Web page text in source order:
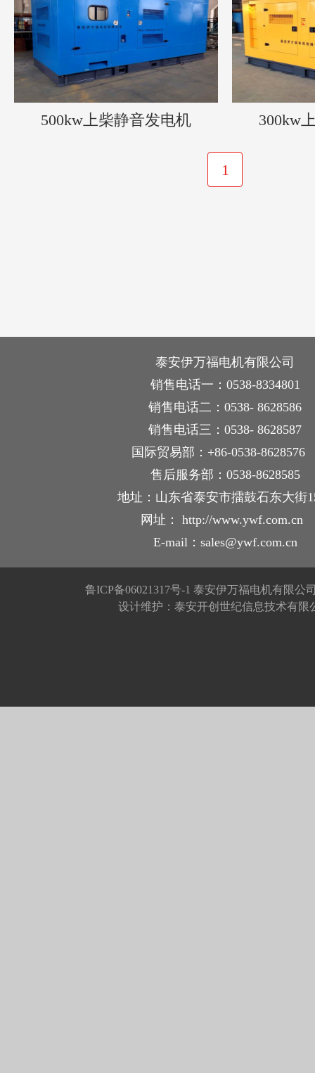
500kw上柴静音发电机 300kw
1
泰安伊万福电机有限公司
销售电话一：0538-8334801
销售电话二：0538- 8628586
销售电话三：0538- 8628587
国际贸易部：+86-0538-
售后服务部：0538-8628585
地址：山东省泰安市擂鼓石东大街
网址： http://www.ywf.com.cn
E-mail：sales@ywf.com.cn
鲁ICP备06021317号-1 泰安伊万福电机有限公
设计维护：泰安开创世纪信息技术有限